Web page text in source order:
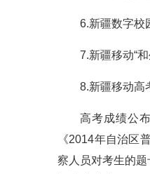
6.新疆数字校
7.新疆移动“
8.新疆移动高
高考成绩公
《2014年自治区
察人员对考生的